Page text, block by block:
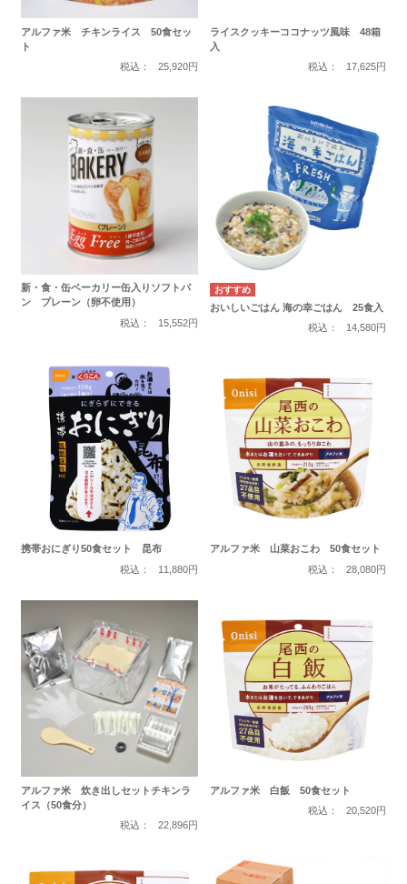
アルファ米 チキンライス 50食セッ
ト
税込：
25,920円
ライスクッキーココナッツ風味 48箱
入
税込：
17,625円
新・食・缶ベーカリー缶入りソフトパ
ン プレーン（卵不使用）
税込：
15,552円
おいしいごはん 海の幸ごはん 25食入
税込：
14,580円
携帯おにぎり50食セット 昆布
税込：
11,880円
アルファ米 山菜おこわ 50食セット
税込：
28,080円
アルファ米 炊き出しセットチキンラ
イス（50食分）
税込：
22,896円
アルファ米 白飯 50食セット
税込：
20,520円